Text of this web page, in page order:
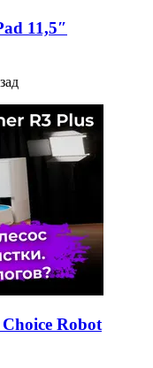
11,5″
Robot